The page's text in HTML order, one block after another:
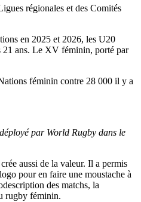
régionales et des Comités
en 2025 et 2026, les U20
21 ans. Le XV féminin, porté par
féminin contre 28 000 il y a
par World Rugby dans le
aussi de la valeur. Il a permis
pour en faire une moustache à
des matchs, la
rugby féminin.